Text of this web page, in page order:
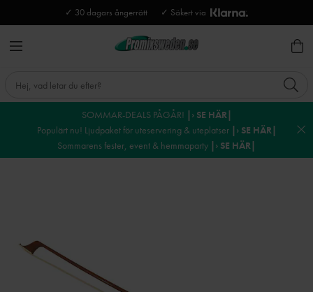
✓ 30 dagars ångerrätt ✓ Säkert via
SOMMAR-DEALS PÅGÅR! |› SE HÄR|
Populärt nu! Ljudpaket för uteservering & uteplatser |› SE HÄR|
Sommarens fester, event & hemmaparty |› SE HÄR|